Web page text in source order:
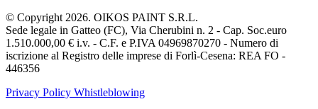
© Copyright 2026. OIKOS PAINT S.R.L.
Sede legale in Gatteo (FC), Via Cherubini n. 2 - Cap. Soc.euro
1.510.000,00 € i.v. - C.F. e P.IVA 04969870270 - Numero di
iscrizione al Registro delle imprese di Forlì-Cesena: REA FO -
446356
Privacy Policy Whistleblowing